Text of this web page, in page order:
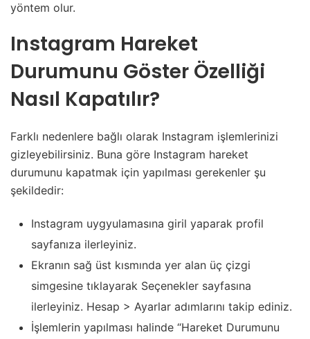
yöntem olur.
Instagram Hareket
Durumunu Göster Özelliği
Nasıl Kapatılır?
Farklı nedenlere bağlı olarak Instagram işlemlerinizi
gizleyebilirsiniz. Buna göre Instagram hareket
durumunu kapatmak için yapılması gerekenler şu
şekildedir:
Instagram uygyulamasına giril yaparak profil
sayfanıza ilerleyiniz.
Ekranın sağ üst kısmında yer alan üç çizgi
simgesine tıklayarak Seçenekler sayfasına
ilerleyiniz. Hesap > Ayarlar adımlarını takip ediniz.
İşlemlerin yapılması halinde “Hareket Durumunu